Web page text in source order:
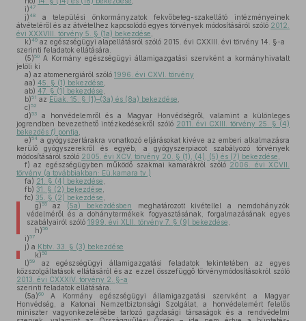
i)47
j)48
a települési önkormányzatok fekvőbeteg-szakellátó intézményeinek
átvételéről és az átvételhez kapcsolódó egyes törvények módosításáról szóló 2012.
évi XXXVIII. törvény 5. § (1a) bekezdése
k)49 az egészségügyi alapellátásról szóló 2015. évi CXXIII. évi törvény 14. §-a
szerinti feladatok ellátására.
(5)50 A Kormány egészségügyi államigazgatási szervként a kormányhivatalt
jelöli ki
a) az atomenergiáról szóló 1996. évi CXVI. törvény
aa) 45. § (1) bekezdése
ab) 47. § (1) bekezdése
b)51 az Eüak. 15. § (1)–(3a) és (8a) bekezdése
c)52
d)53
a honvédelemről és a Magyar Honvédségről, valamint a különleges
jogrendben bevezethető intézkedésekről szóló 2011. évi CXIII. törvény 25. § (4)
bekezdés f) pontja
e)54 a gyógyszertárakra vonatkozó eljárásokat kivéve az emberi alkalmazásra
kerülő gyógyszerekről és egyéb, a gyógyszerpiacot szabályozó törvények
módosításáról szóló 2005. évi XCV. törvény 20. § (1), (4), (5) és (7) bekezdése
f) az egészségügyben működő szakmai kamarákról szóló 2006. évi XCVII.
törvény (a továbbiakban: Eü.kamara tv.)
fa) 21. § (4) bekezdése
fb) 31. § (2) bekezdése
fc) 35. § (2) bekezdése
g)55az (5a) bekezdésben meghatározott kivétellel a nemdohányzók
védelméről és a dohánytermékek fogyasztásának, forgalmazásának egyes
szabályairól szóló 1999. évi XLII. törvény 7. § (9) bekezdése
h)56
i)57
j) a Kbtv. 33. § (3) bekezdése
k)58
l)59
az egészségügyi államigazgatási feladatok tekintetében az egyes
közszolgáltatások ellátásáról és az ezzel összefüggő törvénymódosításokról szóló
2013. évi CXXXIV. törvény 2. §-a
szerinti feladatok ellátására.
(5a)60
A Kormány egészségügyi államigazgatási szervként a Magyar
Honvédség, a Katonai Nemzetbiztonsági Szolgálat, a honvédelemért felelős
miniszter vagyonkezelésébe tartozó gazdasági társaságok és a rendvédelmi